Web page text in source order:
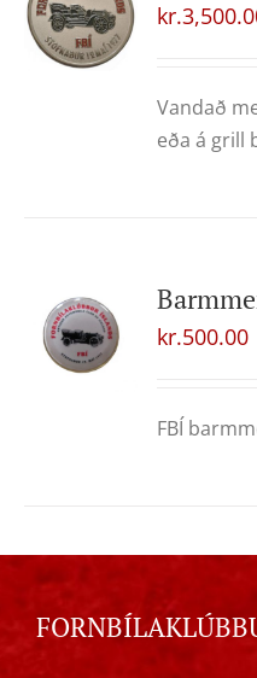
kr.
Vandað
eða á grill
kr.500.00
FBÍ